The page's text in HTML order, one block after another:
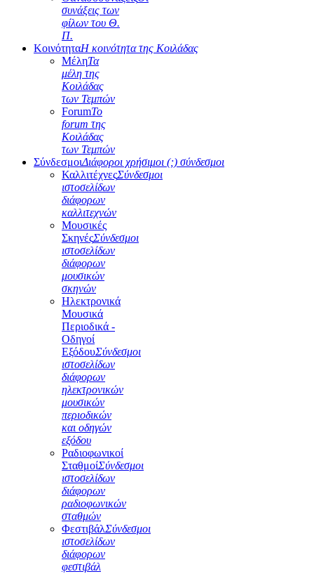
συνάξεις των
φίλων του Θ.
Π.
ΚοινότηταΗ κοινότητα της Κοιλάδας
ΜέληΤα
μέλη της
Κοιλάδας
των Τεμπών
ForumΤο
forum της
Κοιλάδας
των Τεμπών
ΣύνδεσμοιΔιάφοροι χρήσιμοι (;) σύνδεσμοι
ΚαλλιτέχνεςΣύνδεσμοι
ιστοσελίδων
διάφορων
καλλιτεχνών
Μουσικές
ΣκηνέςΣύνδεσμοι
ιστοσελίδων
διάφορων
μουσικών
σκηνών
Ηλεκτρονικά
Μουσικά
Περιοδικά -
Οδηγοί
ΕξόδουΣύνδεσμοι
ιστοσελίδων
διάφορων
ηλεκτρονικών
μουσικών
περιοδικών
και οδηγών
εξόδου
Ραδιοφωνικοί
ΣταθμοίΣύνδεσμοι
ιστοσελίδων
διάφορων
ραδιοφωνικών
σταθμών
ΦεστιβάλΣύνδεσμοι
ιστοσελίδων
διάφορων
φεστιβάλ